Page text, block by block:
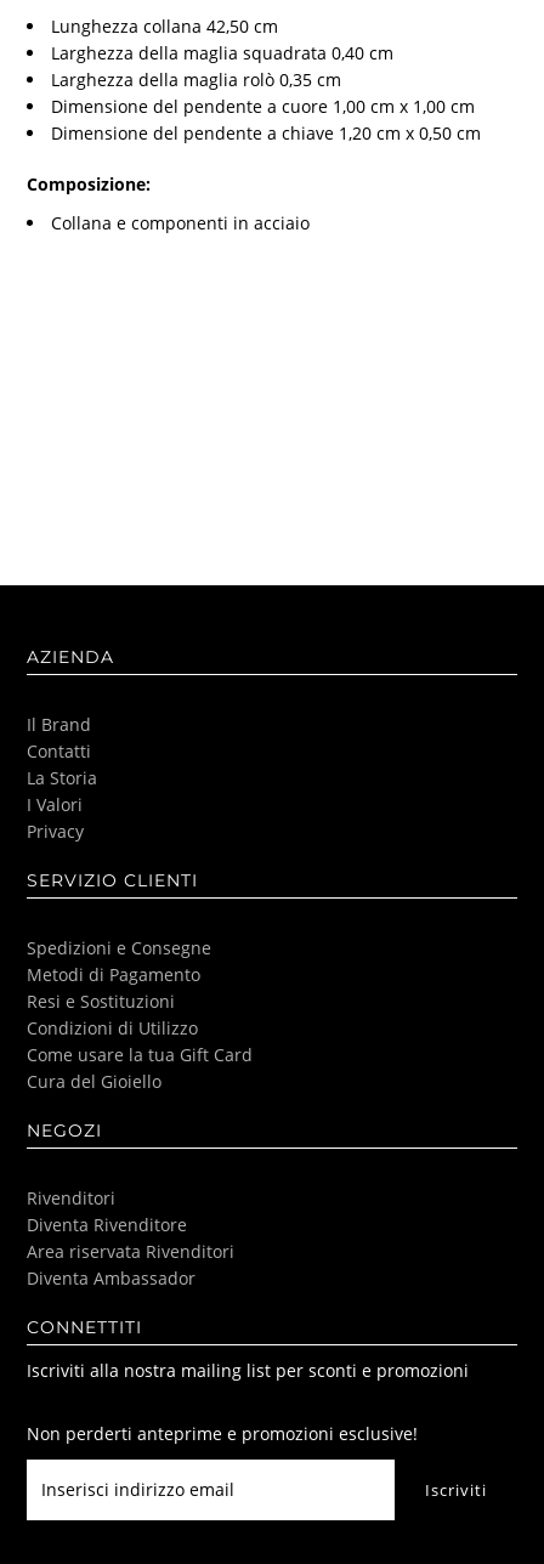
Lunghezza collana 42,50 cm
Larghezza della maglia squadrata 0,40 cm
Larghezza della maglia rolò 0,35 cm
Dimensione del pendente a cuore 1,00 cm x 1,00 cm
Dimensione del pendente a chiave 1,20 cm x 0,50 cm
Composizione:
Collana e componenti in acciaio
AZIENDA
Il Brand
Contatti
La Storia
I Valori
Privacy
SERVIZIO CLIENTI
Spedizioni e Consegne
Metodi di Pagamento
Resi e Sostituzioni
Condizioni di Utilizzo
Come usare la tua Gift Card
Cura del Gioiello
NEGOZI
Rivenditori
Diventa Rivenditore
Area riservata Rivenditori
Diventa Ambassador
CONNETTITI
Iscriviti alla nostra mailing list per sconti e promozioni
Non perderti anteprime e promozioni esclusive!